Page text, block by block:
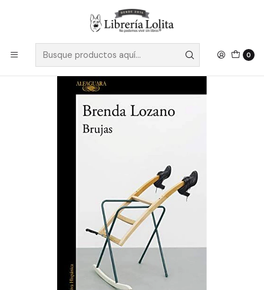
0
Despacho a todo Chile